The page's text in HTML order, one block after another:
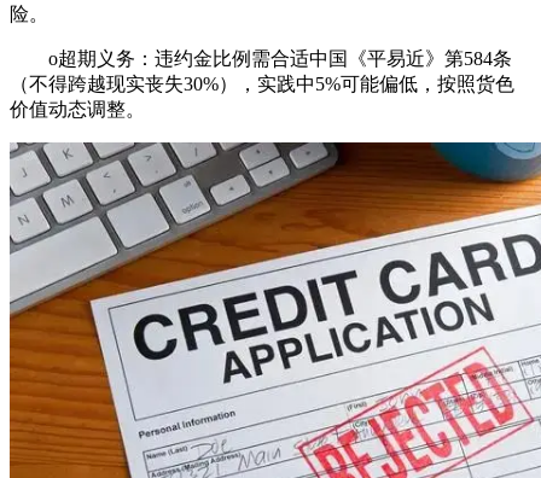
险。
o超期义务：违约金比例需合适中国《平易近》第584条
（不得跨越现实丧失30%），实践中5%可能偏低，按照货色
价值动态调整。